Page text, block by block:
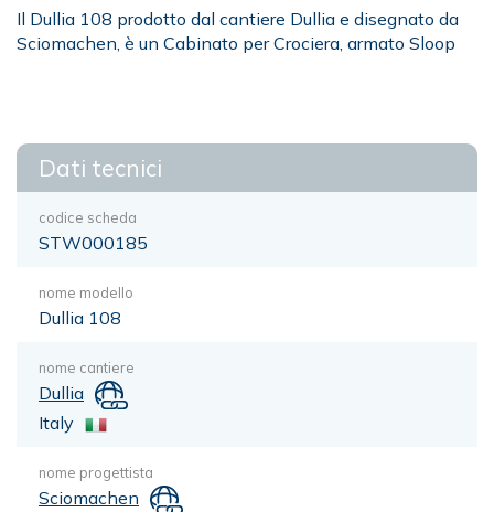
Il Dullia 108 prodotto dal cantiere Dullia e disegnato da
Sciomachen, è un Cabinato per Crociera, armato Sloop
Dati tecnici
codice scheda
STW000185
nome modello
Dullia 108
nome cantiere
Dullia
Italy
nome progettista
Sciomachen